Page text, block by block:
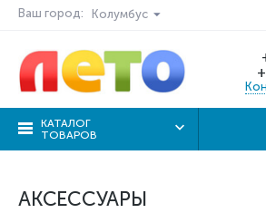
Ваш город: Колумбус
КАТАЛОГ
ТОВАРОВ
АКСЕССУАРЫ